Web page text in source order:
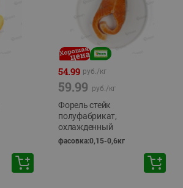
54.99 руб./кг
59.99 руб./кг
Форель стейк
полуфабрикат,
охлажденный
фасовка:0,15-0,6кг